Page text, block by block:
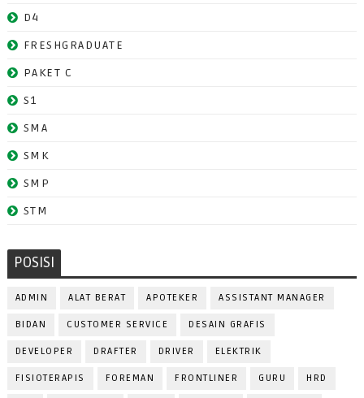
D4
FRESHGRADUATE
PAKET C
S1
SMA
SMK
SMP
STM
POSISI
ADMIN ALAT BERAT APOTEKER ASSISTANT MANAGER
BIDAN CUSTOMER SERVICE DESAIN GRAFIS
DEVELOPER DRAFTER DRIVER ELEKTRIK
FISIOTERAPIS FOREMAN FRONTLINER GURU HRD